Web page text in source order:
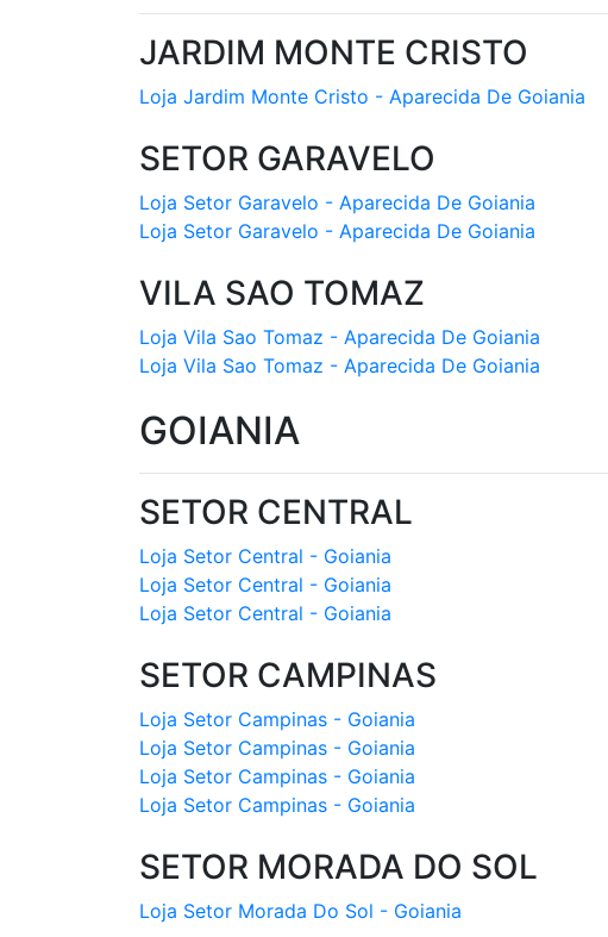
JARDIM MONTE CRISTO
Loja Jardim Monte Cristo - Aparecida De Goiania
SETOR GARAVELO
Loja Setor Garavelo - Aparecida De Goiania
Loja Setor Garavelo - Aparecida De Goiania
VILA SAO TOMAZ
Loja Vila Sao Tomaz - Aparecida De Goiania
Loja Vila Sao Tomaz - Aparecida De Goiania
GOIANIA
SETOR CENTRAL
Loja Setor Central - Goiania
Loja Setor Central - Goiania
Loja Setor Central - Goiania
SETOR CAMPINAS
Loja Setor Campinas - Goiania
Loja Setor Campinas - Goiania
Loja Setor Campinas - Goiania
Loja Setor Campinas - Goiania
SETOR MORADA DO SOL
Loja Setor Morada Do Sol - Goiania